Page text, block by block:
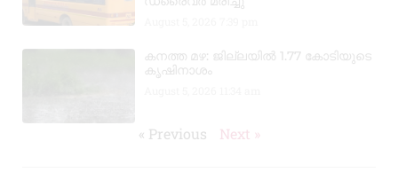
കനത്ത മഴ: ജില്ലയിൽ 1.77 കോടിയുടെ
കൃഷിനാശം
« Previous Next »